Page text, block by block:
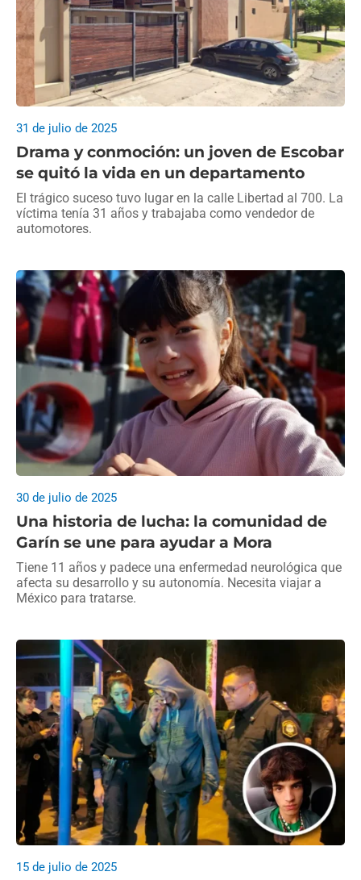
Drama y conmoción: un joven de Escobar
se quitó la vida en un departamento
31 de julio de 2025
El trágico suceso tuvo lugar en la calle Libertad al 700. La
víctima tenía 31 años y trabajaba como vendedor de
automotores.
Una historia de lucha: la comunidad de
Garín se une para ayudar a Mora
30 de julio de 2025
Tiene 11 años y padece una enfermedad neurológica que
afecta su desarrollo y su autonomía. Necesita viajar a
México para tratarse.
15 de julio de 2025